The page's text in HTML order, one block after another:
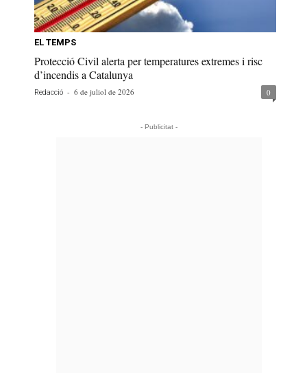
EL TEMPS
Protecció Civil alerta per temperatures extremes i risc
d’incendis a Catalunya
Redacció - 6 de juliol de 2026 0
- Publicitat -